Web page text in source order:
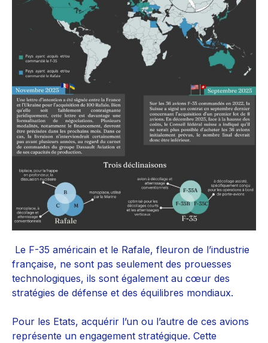
Le F-35 américain et le Rafale, fleuron de l’industrie
française, ne sont pas seulement des prouesses
technologiques, ils sont également au cœur des
stratégies de défense et des équilibres mondiaux.
Pour les Etats, acquérir l’un ou l’autre de ces avions
représente un engagement stratégique. Cette